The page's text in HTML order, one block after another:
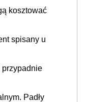
kosztować
spisany u
przypadnie
Padły